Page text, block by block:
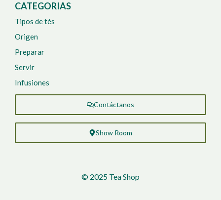
CATEGORIAS
Tipos de tés
Origen
Preparar
Servir
Infusiones
Contáctanos
Show Room
© 2025 Tea Shop